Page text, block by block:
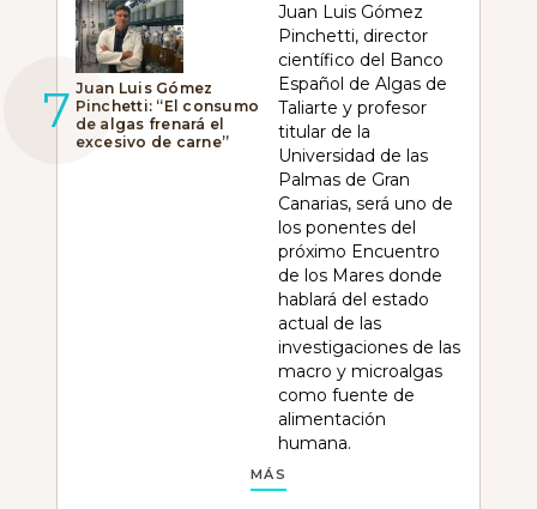
Juan Luis Gómez
Pinchetti: “El consumo
de algas frenará el
excesivo de carne”
Juan Luis Gómez
Pinchetti, director
científico del Banco
Español de Algas de
Taliarte y profesor
titular de la
Universidad de las
Palmas de Gran
Canarias, será uno de
los ponentes del
próximo Encuentro
de los Mares donde
hablará del estado
actual de las
investigaciones de las
macro y microalgas
como fuente de
alimentación
humana.
MÁS